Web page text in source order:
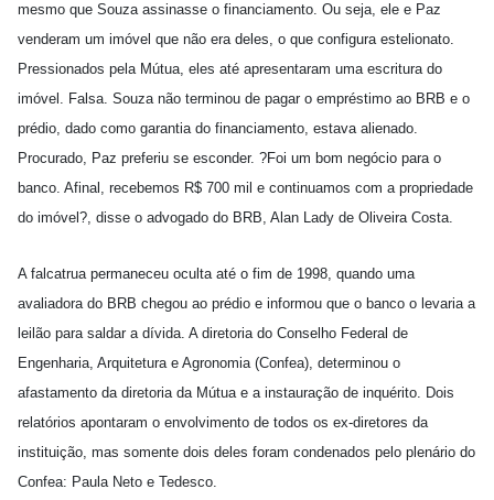
mesmo que Souza assinasse o financiamento. Ou seja, ele e Paz
venderam um imóvel que não era deles, o que configura estelionato.
Pressionados pela Mútua, eles até apresentaram uma escritura do
imóvel. Falsa. Souza não terminou de pagar o empréstimo ao BRB e o
prédio, dado como garantia do financiamento, estava alienado.
Procurado, Paz preferiu se esconder. ?Foi um bom negócio para o
banco. Afinal, recebemos R$ 700 mil e continuamos com a propriedade
do imóvel?, disse o advogado do BRB, Alan Lady de Oliveira Costa.
A falcatrua permaneceu oculta até o fim de 1998, quando uma
avaliadora do BRB chegou ao prédio e informou que o banco o levaria a
leilão para saldar a dívida. A diretoria do Conselho Federal de
Engenharia, Arquitetura e Agronomia (Confea), determinou o
afastamento da diretoria da Mútua e a instauração de inquérito. Dois
relatórios apontaram o envolvimento de todos os ex-diretores da
instituição, mas somente dois deles foram condenados pelo plenário do
Confea: Paula Neto e Tedesco.